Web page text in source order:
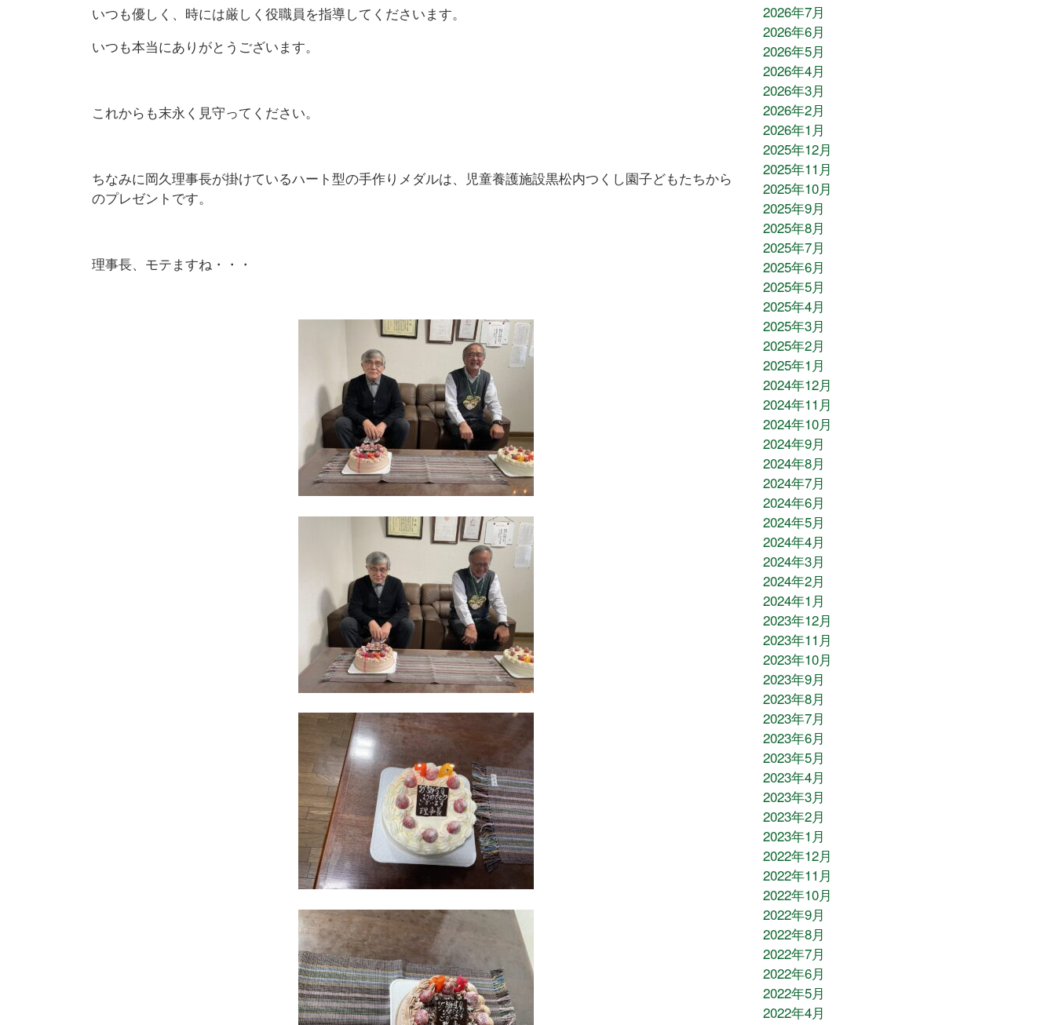
いつも優しく、時には厳しく役職員を指導してくださいます。
いつも本当にありがとうございます。
これからも末永く見守ってください。
ちなみに岡久理事長が掛けているハート型の手作りメダルは、児童養護施設黒松内つくし園子どもたちから
のプレゼントです。
理事長、モテますね・・・
2026年7月
2026年6月
2026年5月
2026年4月
2026年3月
2026年2月
2026年1月
2025年12月
2025年11月
2025年10月
2025年9月
2025年8月
2025年7月
2025年6月
2025年5月
2025年4月
2025年3月
2025年2月
2025年1月
2024年12月
2024年11月
2024年10月
2024年9月
2024年8月
2024年7月
2024年6月
2024年5月
2024年4月
2024年3月
2024年2月
2024年1月
2023年12月
2023年11月
2023年10月
2023年9月
2023年8月
2023年7月
2023年6月
2023年5月
2023年4月
2023年3月
2023年2月
2023年1月
2022年12月
2022年11月
2022年10月
2022年9月
2022年8月
2022年7月
2022年6月
2022年5月
2022年4月